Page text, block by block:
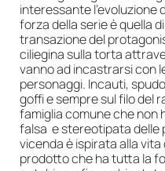
interessante l’evoluzione
forza della serie è quella
transazione del
ciliegina sulla torta
vanno ad incastrarsi con
personaggi. Incauti,
goffi e sempre sul filo del
famiglia comune che non
falsa e stereotipata delle
vicenda è ispirata alla vita
prodotto che ha tutta la